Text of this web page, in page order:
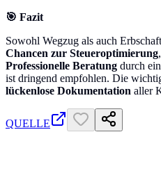
🎯 Fazit
Sowohl Wegzug als auch
Chancen zur Steueroptimierung
Professionelle Beratung durch
ist dringend empfohlen. Die
lückenlose Dokumentation aller
QUELLE